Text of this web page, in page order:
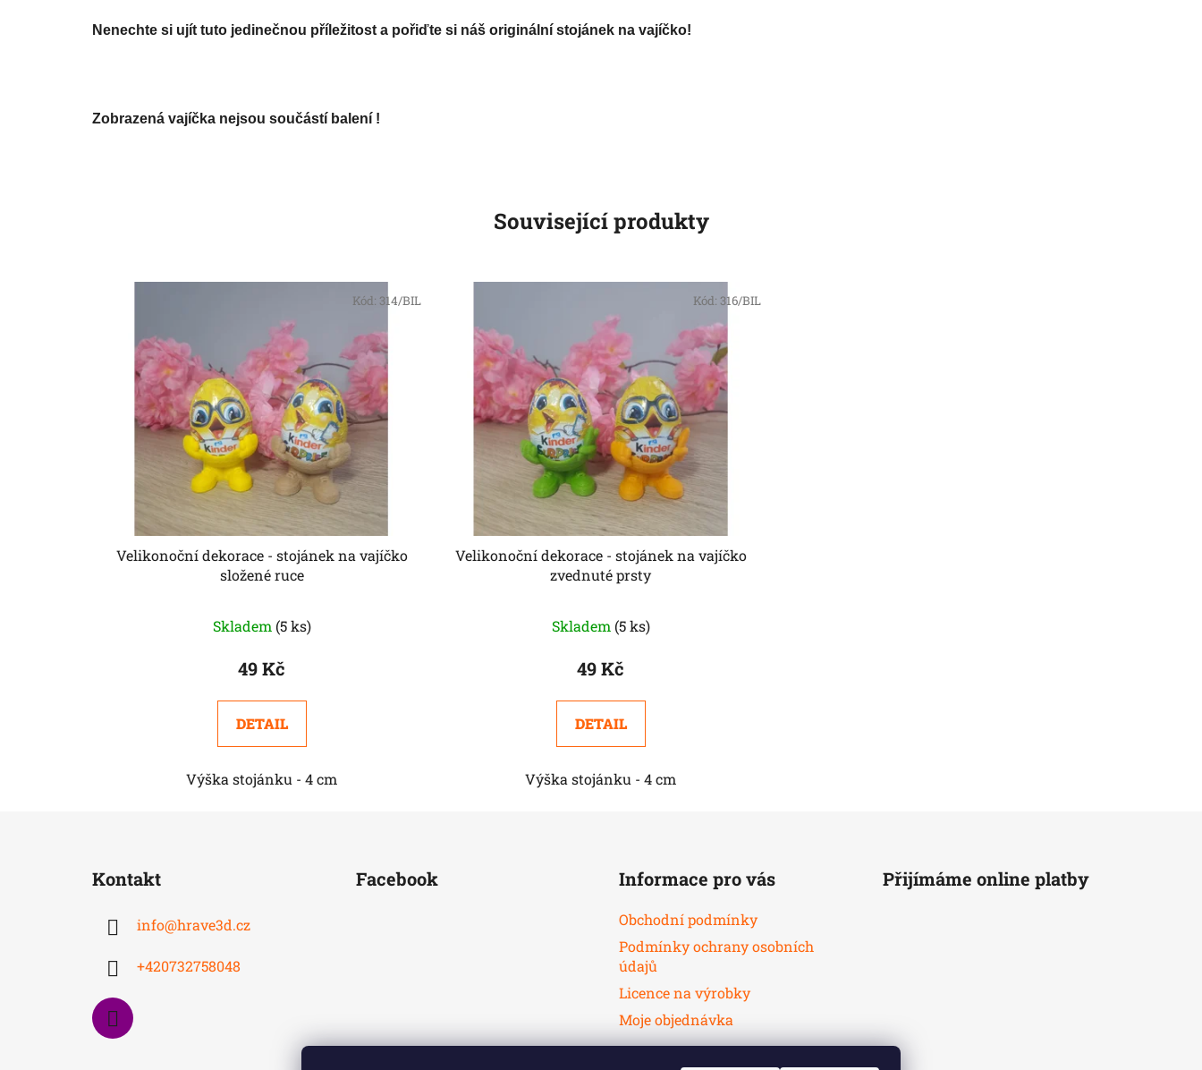
Nenechte si ujít tuto jedinečnou příležitost a pořiďte si náš originální stojánek na vajíčko!
Zobrazená vajíčka nejsou součástí balení !
Související produkty
Velikonoční dekorace - stojánek na vajíčko
složené ruce
Skladem (5 ks)
49 Kč
DETAIL
Výška stojánku - 4 cm
Kód: 314/BIL
Velikonoční dekorace - stojánek na vajíčko
zvednuté prsty
Skladem (5 ks)
49 Kč
DETAIL
Výška stojánku - 4 cm
Kód: 316/BIL
Kontakt
info@hrave3d.cz
+420732758048
Facebook Informace pro vás
Obchodní podmínky
Podmínky ochrany osobních
údajů
Licence na výrobky
Moje objednávka
Přijímáme online platby